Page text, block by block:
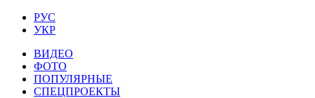
РУС
УКР
ВИДЕО
ФОТО
ПОПУЛЯРНЫЕ
СПЕЦПРОЕКТЫ